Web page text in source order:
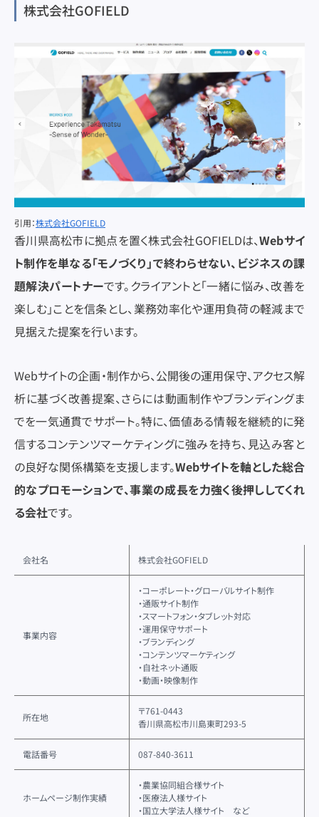
株式会社GOFIELD
引用：株式会社GOFIELD
香川県高松市に拠点を置く株式会社GOFIELDは、Webサイ
ト制作を単なる「モノづくり」で終わらせない、ビジネスの課
題解決パートナーです。クライアントと「一緒に悩み、改善を
楽しむ」ことを信条とし、業務効率化や運用負荷の軽減まで
見据えた提案を行います。
Webサイトの企画・制作から、公開後の運用保守、アクセス解
析に基づく改善提案、さらには動画制作やブランディングま
でを一気通貫でサポート。特に、価値ある情報を継続的に発
信するコンテンツマーケティングに強みを持ち、見込み客と
の良好な関係構築を支援します。Webサイトを軸とした総合
的なプロモーションで、事業の成長を力強く後押ししてくれ
る会社です。
会社名 株式会社GOFIELD
事業内容
・コーポレート・グローバルサイト制作
・通販サイト制作
・スマートフォン・タブレット対応
・運用保守サポート
・ブランディング
・コンテンツマーケティング
・自社ネット通販
・動画・映像制作
所在地
〒761-0443
香川県高松市川島東町293-5
電話番号 087-840-3611
ホームページ制作実績
・農業協同組合様サイト
・医療法人様サイト
・国立大学法人様サイト など